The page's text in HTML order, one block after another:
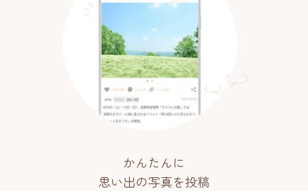
かんたんに
思い出の写真を投稿